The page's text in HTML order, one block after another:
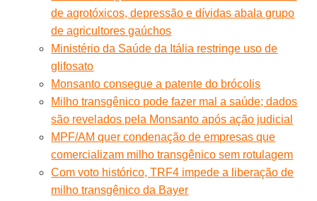
de agrotóxicos, depressão e dívidas abala grupo
de agricultores gaúchos
Ministério da Saúde da Itália restringe uso de
glifosato
Monsanto consegue a patente do brócolis
Milho transgênico pode fazer mal a saúde; dados
são revelados pela Monsanto após ação judicial
MPF/AM quer condenação de empresas que
comercializam milho transgênico sem rotulagem
Com voto histórico, TRF4 impede a liberação de
milho transgênico da Bayer